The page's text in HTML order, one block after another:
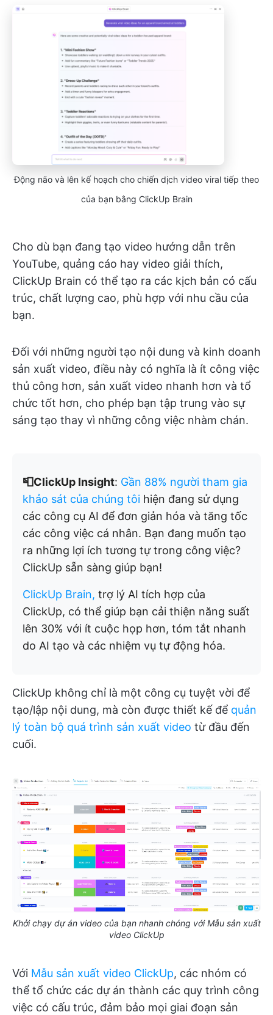
Động não và lên kế hoạch cho chiến dịch video viral tiếp theo
của bạn bằng ClickUp Brain
Cho dù bạn đang tạo video hướng dẫn trên
YouTube, quảng cáo hay video giải thích,
ClickUp Brain có thể tạo ra các kịch bản có cấu
trúc, chất lượng cao, phù hợp với nhu cầu của
bạn.
Đối với những người tạo nội dung và kinh doanh
sản xuất video, điều này có nghĩa là ít công việc
thủ công hơn, sản xuất video nhanh hơn và tổ
chức tốt hơn, cho phép bạn tập trung vào sự
sáng tạo thay vì những công việc nhàm chán.
📮ClickUp Insight: Gần 88% người tham gia
khảo sát của chúng tôi hiện đang sử dụng
các công cụ AI để đơn giản hóa và tăng tốc
các công việc cá nhân. Bạn đang muốn tạo
ra những lợi ích tương tự trong công việc?
ClickUp sẵn sàng giúp bạn!
ClickUp Brain, trợ lý AI tích hợp của
ClickUp, có thể giúp bạn cải thiện năng suất
lên 30% với ít cuộc họp hơn, tóm tắt nhanh
do AI tạo và các nhiệm vụ tự động hóa.
ClickUp không chỉ là một công cụ tuyệt vời để
tạo/lập nội dung, mà còn được thiết kế để quản
lý toàn bộ quá trình sản xuất video từ đầu đến
cuối.
Khởi chạy dự án video của bạn nhanh chóng với Mẫu sản xuất
video ClickUp
Với Mẫu sản xuất video ClickUp, các nhóm có
thể tổ chức các dự án thành các quy trình công
việc có cấu trúc, đảm bảo mọi giai đoạn sản